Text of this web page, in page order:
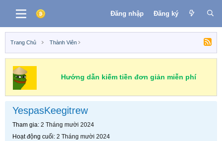
Đăng nhập Đăng ký
Trang Chủ Thành Viên
Hướng dẫn kiếm tiền đơn giản miễn phí
YespasKeegitrew
Tham gia 2 Tháng mười 2024
Hoạt động cuối 2 Tháng mười 2024